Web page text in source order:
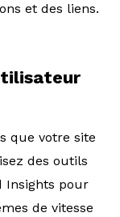
et des liens.
que votre site
des outils
Insights pour
de vitesse